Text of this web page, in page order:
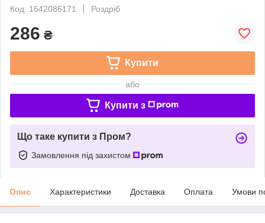
Код: 1642086171
Роздріб
286 ₴
Купити
або
Купити з
Що таке купити з Пром?
Замовлення під захистом
Опис Характеристики Доставка Оплата Умови